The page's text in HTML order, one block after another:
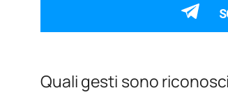
Quali gesti sono